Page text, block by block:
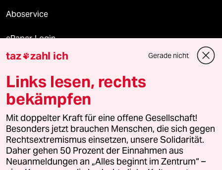
Aboservice
ePaper Login
Downloads für Abonnierende
© 2026 taz Verlags und Vertriebs GmbH
Alle Rechte vorbehalten. Bei rechtlichen Fragen oder für Genehmigungen
wenden Sie sich bitte an
lizenzen@taz.de
Feedback Redaktionsstatut Kommune-Richtlinien
taz zahl ich Gerade nicht
Links lesen, rechts
bekämpfen
Mit doppelter Kraft für eine offene Gesellschaft!
Besonders jetzt brauchen Menschen, die sich gegen
Rechtsextremismus einsetzen, unsere Solidarität.
Daher gehen 50 Prozent der Einnahmen aus
Neuanmeldungen an „Alles beginnt im Zentrum“ –